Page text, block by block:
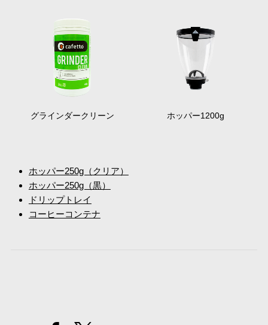
グラインダークリーン ホッパー1200g
ホッパー250g（クリア）
ホッパー250g（黒）
ドリップトレイ
コーヒーコンテナ